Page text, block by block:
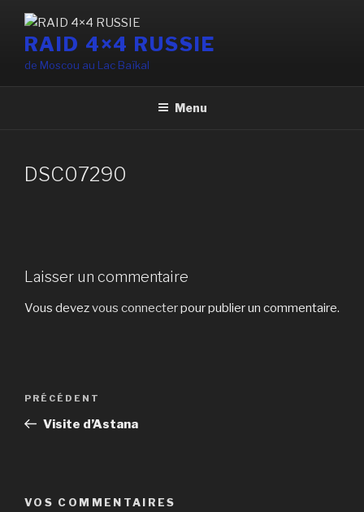
contenu
principal
RAID 4×4 RUSSIE
de Moscou au Lac Baïkal
Menu
DSC07290
Laisser un commentaire
Vous devezvous connecterpour publier un commentaire.
Navigation
l’article
Article
précédent
PRÉCÉDENT
Visite d’Astana
VOS COMMENTAIRES